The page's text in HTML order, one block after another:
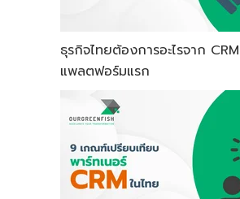
ธุรกิจไทยต้องการอะไรจาก CRM
แพลตฟอร์มแรก